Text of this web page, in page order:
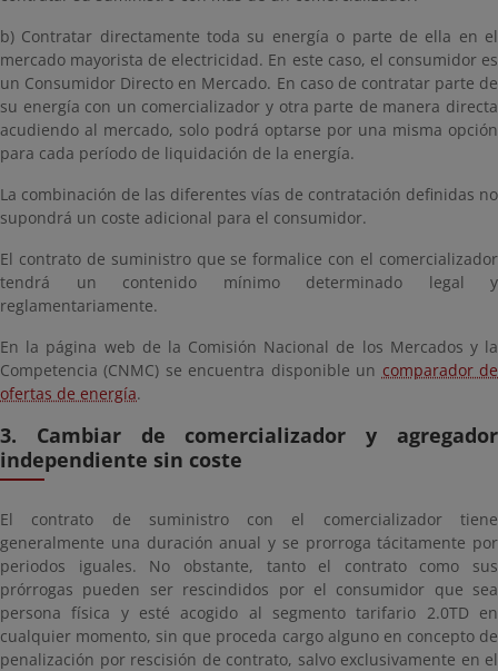
b) Contratar directamente toda su energía o parte de ella en el
mercado mayorista de electricidad. En este caso, el consumidor es
un Consumidor Directo en Mercado. En caso de contratar parte de
su energía con un comercializador y otra parte de manera directa
acudiendo al mercado, solo podrá optarse por una misma opción
para cada período de liquidación de la energía.
La combinación de las diferentes vías de contratación definidas no
supondrá un coste adicional para el consumidor.
El contrato de suministro que se formalice con el comercializador
tendrá un contenido mínimo determinado legal y
reglamentariamente.
En la página web de la Comisión Nacional de los Mercados y la
Competencia (CNMC) se encuentra disponible un comparador de
ofertas de energía.
3. Cambiar de comercializador y agregador
independiente sin coste
El contrato de suministro con el comercializador tiene
generalmente una duración anual y se prorroga tácitamente por
periodos iguales. No obstante, tanto el contrato como sus
prórrogas pueden ser rescindidos por el consumidor que sea
persona física y esté acogido al segmento tarifario 2.0TD en
cualquier momento, sin que proceda cargo alguno en concepto de
penalización por rescisión de contrato, salvo exclusivamente en el